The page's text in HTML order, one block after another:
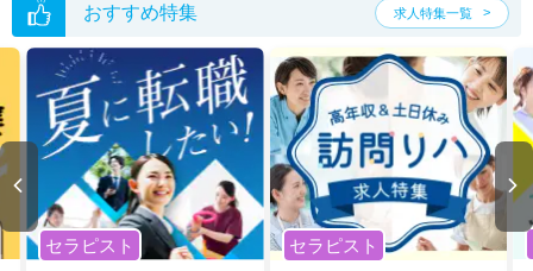
おすすめ特集 求人特集一覧
セラピスト セラピスト